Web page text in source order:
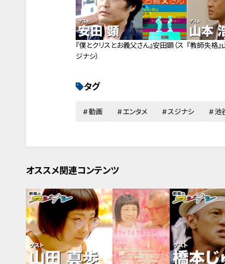
『僕とクリスとお義父さん』安田顕（ス
ジナシ）
『教師失格』
タグ
動画 エンタメ スジナシ 池
オススメ関連コンテンツ